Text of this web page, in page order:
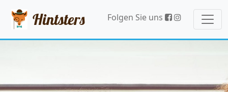
Hintsters Folgen Sie uns